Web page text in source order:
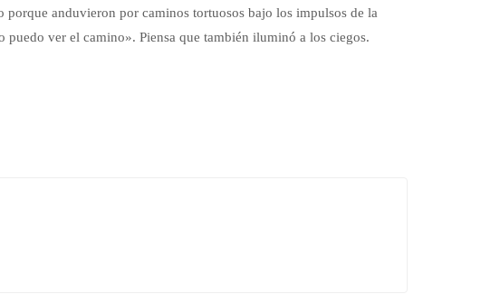
anduvieron por caminos tortuosos bajo los impulsos de la
puedo ver el camino». Piensa que también iluminó a los ciegos.